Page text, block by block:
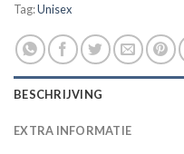
Tag:Unisex
BESCHRIJVING
EXTRA INFORMATIE